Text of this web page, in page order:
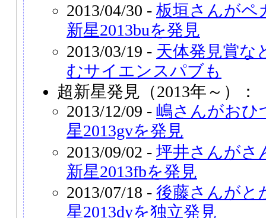
2013/04/30 - 板垣さんがペ
新星2013buを発見
2013/03/19 - 天体発見賞
むサイエンスパブも
超新星発見（2013年～）：
2013/12/09 - 嶋さんがおひ
星2013gvを発見
2013/09/02 - 坪井さんがさ
新星2013fbを発見
2013/07/18 - 後藤さんがと
星2013dyを独立発見